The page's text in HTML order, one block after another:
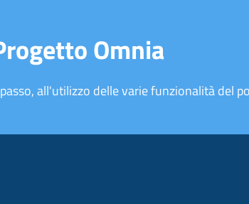
Omnia
all'utilizzo delle varie funzionalità del